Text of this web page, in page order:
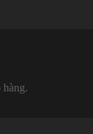
hàng.